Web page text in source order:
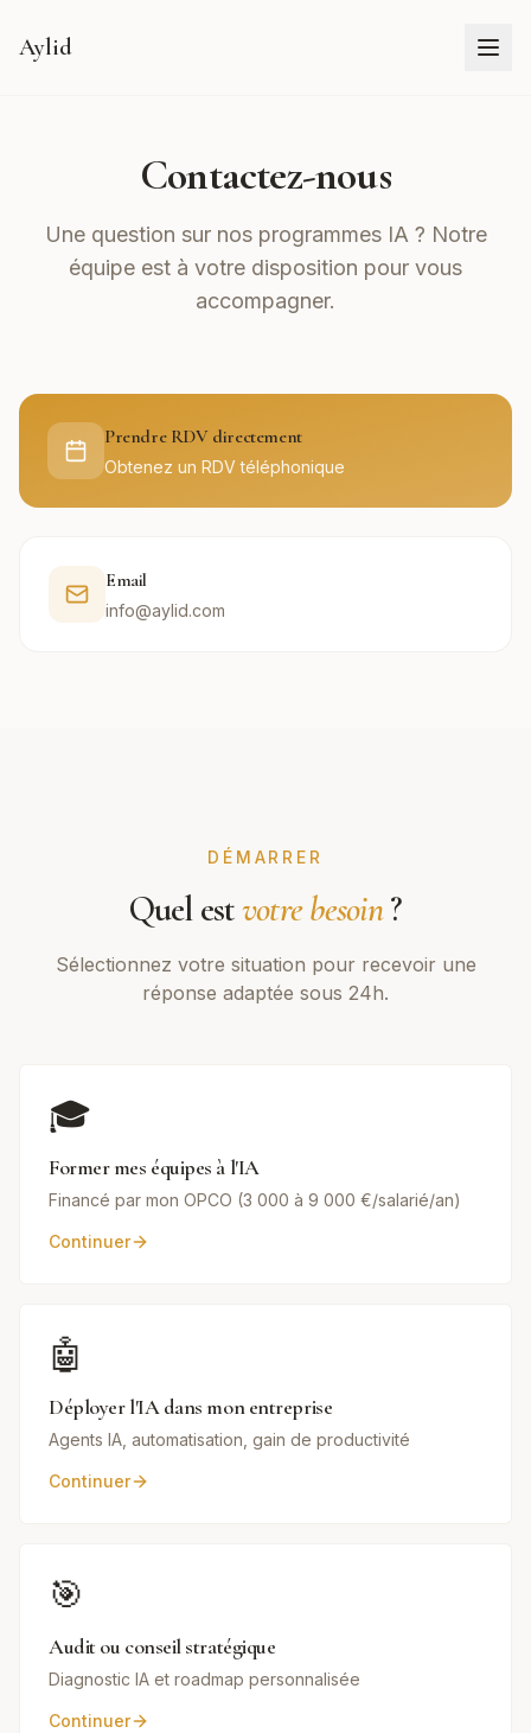
Aylid
Contactez-nous
Une question sur nos programmes IA ? Notre
équipe est à votre disposition pour vous
accompagner.
Prendre RDV directement
Obtenez un RDV téléphonique
Email
info@aylid.com
DÉMARRER
Quel estvotre besoin?
Sélectionnez votre situation pour recevoir une
réponse adaptée sous 24h.
🎓
Former mes équipes à l'IA
Financé par mon OPCO (3 000 à 9 000 €/salarié/an)
Continuer
🤖
Déployer l'IA dans mon entreprise
Agents IA, automatisation, gain de productivité
Continuer
🎯
Audit ou conseil stratégique
Diagnostic IA et roadmap personnalisée
Continuer